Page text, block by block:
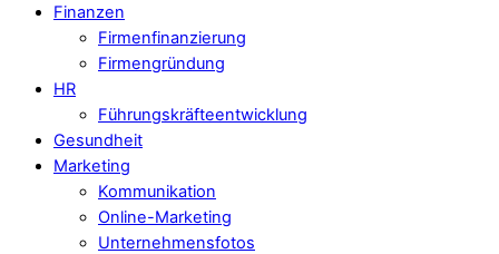
Finanzen
Firmenfinanzierung
Firmengründung
HR
Führungskräfteentwicklung
Gesundheit
Marketing
Kommunikation
Online-Marketing
Unternehmensfotos